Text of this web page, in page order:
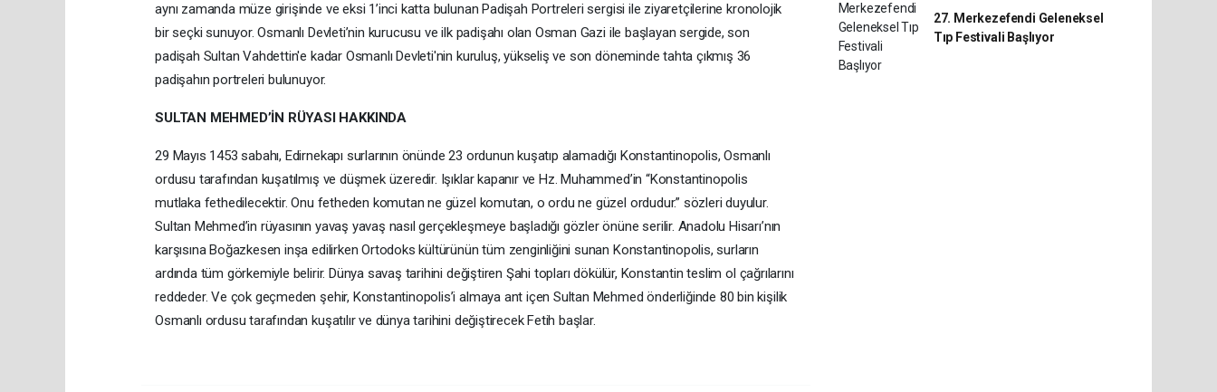
aynı zamanda müze girişinde ve eksi 1’inci katta bulunan Padişah Portreleri sergisi ile ziyaretçilerine kronolojik
bir seçki sunuyor. Osmanlı Devleti’nin kurucusu ve ilk padişahı olan Osman Gazi ile başlayan sergide, son
padişah Sultan Vahdettin'e kadar Osmanlı Devleti'nin kuruluş, yükseliş ve son döneminde tahta çıkmış 36
padişahın portreleri bulunuyor.
SULTAN MEHMED’İN RÜYASI HAKKINDA
29 Mayıs 1453 sabahı, Edirnekapı surlarının önünde 23 ordunun kuşatıp alamadığı Konstantinopolis, Osmanlı
ordusu tarafından kuşatılmış ve düşmek üzeredir. Işıklar kapanır ve Hz. Muhammed’in “Konstantinopolis
mutlaka fethedilecektir. Onu fetheden komutan ne güzel komutan, o ordu ne güzel ordudur.” sözleri duyulur.
Sultan Mehmed’in rüyasının yavaş yavaş nasıl gerçekleşmeye başladığı gözler önüne serilir. Anadolu Hisarı’nın
karşısına Boğazkesen inşa edilirken Ortodoks kültürünün tüm zenginliğini sunan Konstantinopolis, surların
ardında tüm görkemiyle belirir. Dünya savaş tarihini değiştiren Şahi topları dökülür, Konstantin teslim ol çağrılarını
reddeder. Ve çok geçmeden şehir, Konstantinopolis’i almaya ant içen Sultan Mehmed önderliğinde 80 bin kişilik
Osmanlı ordusu tarafından kuşatılır ve dünya tarihini değiştirecek Fetih başlar.
27. Merkezefendi Geleneksel
Tıp Festivali Başlıyor